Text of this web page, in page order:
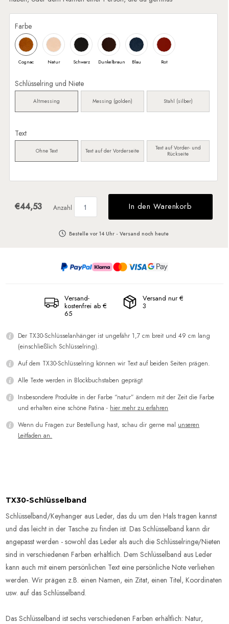
Farbe
Cognac Natur Schwarz Dunkelbraun Blau Rot
Schlüsselring und Niete
Altmessing Messing (golden) Stahl (silber)
Text
Ohne Text Text auf der Vorderseite
Text auf Vorder- und
Rückseite
€44,53 Anzahl In den Warenkorb
Bestelle vor 14 Uhr - Versand noch heute
Versand-
kostenfrei ab €
65
Versand nur €
3
Der TX30-Schlüsselanhänger ist ungefähr 1,7 cm breit und 49 cm lang
(einschließlich Schlüsselring).
Auf dem TX30-Schlüsselring können wir Text auf beiden Seiten prägen.
Alle Texte werden in Blockbuchstaben geprägt
Insbesondere Produkte in der Farbe “natur” ändern mit der Zeit die Farbe
und erhalten eine schöne Patina - hier mehr zu erfahren
Wenn du Fragen zur Bestellung hast, schau dir gerne mal unseren
Leitfaden an.
TX30-Schlüsselband
Schlüsselband/Keyhanger aus Leder, das du um den Hals tragen kannst
und das leicht in der Tasche zu finden ist. Das Schlüsselband kann dir
angepasst werden - sowohl das Leder als auch die Schlüsselringe/Nieten
sind in verschiedenen Farben erhältlich. Dem Schlüsselband aus Leder
kann auch mit einem persönlichen Text eine persönliche Note verliehen
werden. Wir prägen z.B. einen Namen, ein Zitat, einen Titel, Koordinaten
usw. auf das Schlüsselband.
Das Schlüsselband ist sechs verschiedenen Farben erhältlich: Natur,